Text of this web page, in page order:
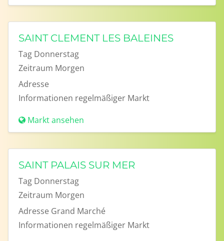
SAINT CLEMENT LES BALEINES
Tag Donnerstag
Zeitraum Morgen
Adresse
Informationen regelmäßiger Markt
Markt ansehen
SAINT PALAIS SUR MER
Tag Donnerstag
Zeitraum Morgen
Adresse Grand Marché
Informationen regelmäßiger Markt